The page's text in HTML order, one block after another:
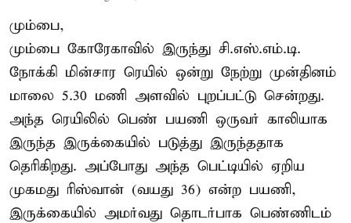
மும்பை,
மும்பை கோரேகாவில் இருந்து சி.எஸ்.எம்.டி.
நோக்கி மின்சார ரெயில் ஒன்று நேற்று முன்தினம்
மாலை 5.30 மணி அளவில் புறப்பட்டு சென்றது.
அந்த ரெயிலில் பெண் பயணி ஒருவர் காலியாக
இருந்த இருக்கையில் படுத்து இருந்ததாக
தெரிகிறது. அப்போது அந்த பெட்டியில் ஏறிய
முகமது ரிஸ்வான் (வயது 36) என்ற பயணி,
இருக்கையில் அமர்வது தொடர்பாக பெண்ணிடம்